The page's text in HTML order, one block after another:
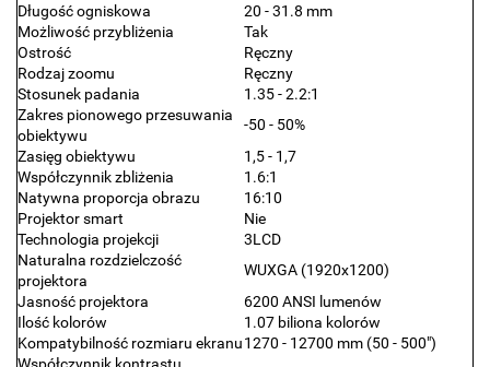
Długość ogniskowa
20 - 31.8 mm
Możliwość przybliżenia
Tak
Ostrość
Ręczny
Rodzaj zoomu
Ręczny
Stosunek padania
1.35 - 2.2:1
Zakres pionowego przesuwania
obiektywu
-50 - 50%
Zasięg obiektywu
1,5 - 1,7
Współczynnik zbliżenia
1.6:1
Natywna proporcja obrazu
16:10
Projektor smart
Nie
Technologia projekcji
3LCD
Naturalna rozdzielczość
projektora
WUXGA (1920x1200)
Jasność projektora
6200 ANSI lumenów
Ilość kolorów
1.07 biliona kolorów
Kompatybilność rozmiaru ekranu1270 - 12700 mm (50 - 500")